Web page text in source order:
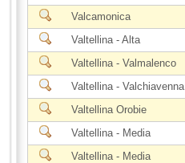
Valcamonica
Valtellina - Alta
Valtellina - Valmalenco
Valtellina - Valchiavenna
Valtellina Orobie
Valtellina - Media
Valtellina - Media